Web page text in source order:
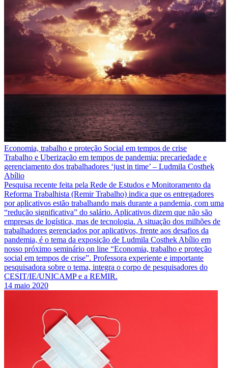
Economia, trabalho e proteção Social em tempos de crise
Trabalho e Uberização em tempos de pandemia: precariedade e
gerenciamento dos trabalhadores ‘just in time’ – Ludmila Costhek
Abílio
Pesquisa recente feita pela Rede de Estudos e Monitoramento da
Reforma Trabalhista (Remir Trabalho) indica que os entregadores
por aplicativos estão trabalhando mais durante a pandemia, com uma
“redução significativa” do salário. Aplicativos dizem que não são
empresas de logística, mas de tecnologia. A situação dos milhões de
trabalhadores gerenciados por aplicativos, frente aos desafios da
pandemia, é o tema da exposição de Ludmila Costhek Abílio em
nosso próximo seminário on line “Economia, trabalho e proteção
social em tempos de crise”. Professora experiente e importante
pesquisadora sobre o tema, integra o corpo de pesquisadores do
CESIT/IE/UNICAMP e a REMIR.
14 maio 2020